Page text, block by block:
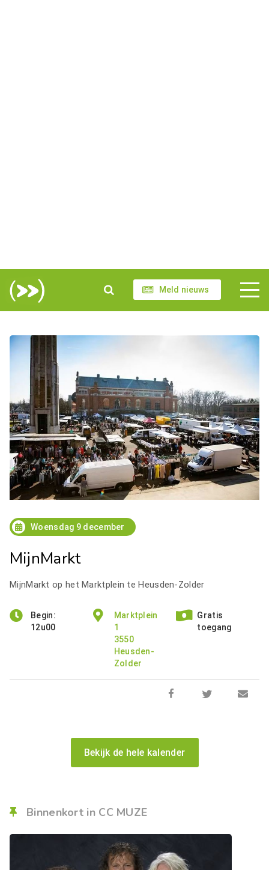
Meld nieuws
Woensdag 9 december
MijnMarkt
MijnMarkt op het Marktplein te Heusden-Zolder
Begin:
12u00
Marktplein
1
3550
Heusden-
Zolder
Gratis
toegang
Bekijk de hele kalender
Binnenkort in CC MUZE